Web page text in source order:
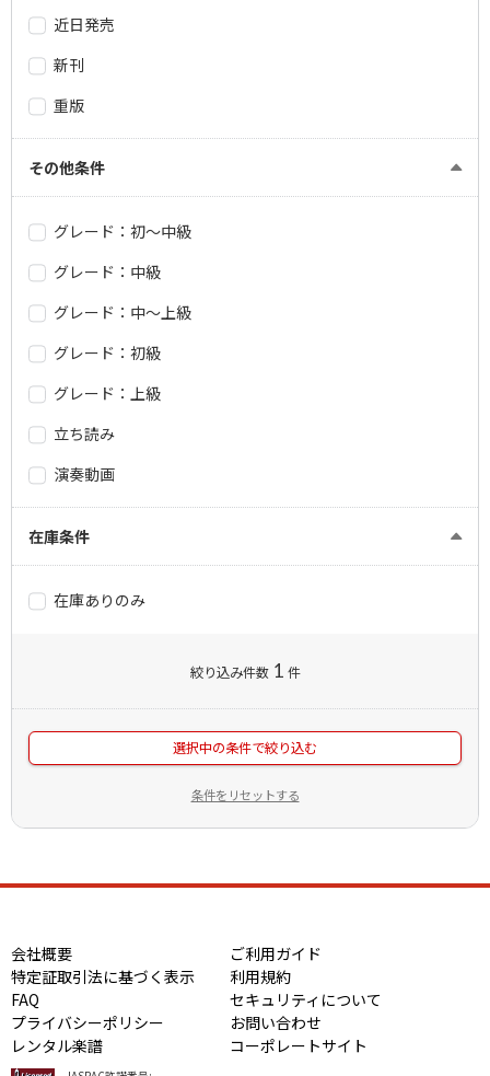
近日発売
新刊
重版
その他条件
グレード：初～中級
グレード：中級
グレード：中～上級
グレード：初級
グレード：上級
立ち読み
演奏動画
在庫条件
在庫ありのみ
絞り込み件数 1 件
選択中の条件で絞り込む
条件をリセットする
会社概要
ご利用ガイド
特定証取引法に基づく表示
利用規約
FAQ
セキュリティについて
プライバシーポリシー
お問い合わせ
レンタル楽譜
コーポレートサイト